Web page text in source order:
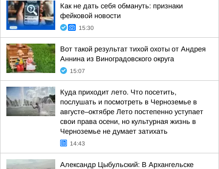
Как не дать себя обмануть: признаки
фейковой новости
15:30
Вот такой результат тихой охоты от Андрея
Аннина из Виноградовского округа
15:07
Куда приходит лето. Что посетить,
послушать и посмотреть в Черноземье в
августе–октябре Лето постепенно уступает
свои права осени, но культурная жизнь в
Черноземье не думает затихать
14:43
Александр Цыбульский: В Архангельске